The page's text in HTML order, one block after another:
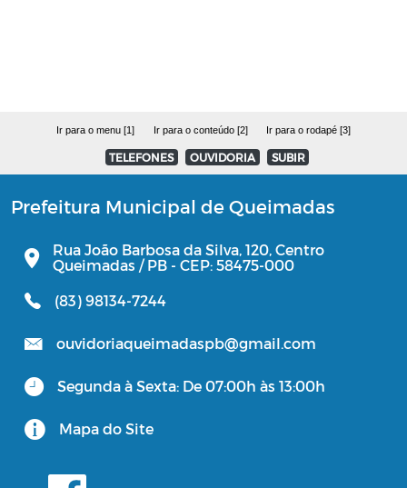
Gerenciamento de Frotas e Máquinas
Processo Seletivo
Consulta Pública Virtual - PPA e LOA
Ir para o menu [1] Ir para o conteúdo [2] Ir para o rodapé [3]
TELEFONES OUVIDORIA SUBIR
Prefeitura Municipal de Queimadas
Rua João Barbosa da Silva, 120, Centro
Queimadas / PB - CEP: 58475-000
(83) 98134-7244
ouvidoriaqueimadaspb@gmail.com
Segunda à Sexta: De 07:00h às 13:00h
Mapa do Site